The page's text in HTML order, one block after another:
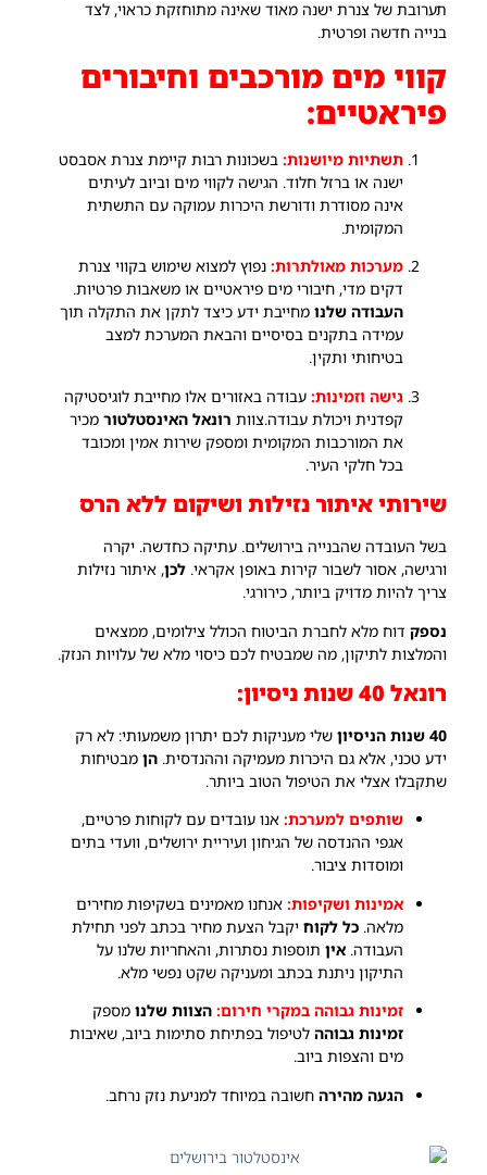
תערובת של צנרת ישנה מאוד שאינה מתוחזקת כראוי, לצד
בנייה חדשה ופרטית.
קווי מים מורכבים וחיבורים
פיראטיים:
תשתיות מיושנות:בשכונות רבות קיימת צנרת אסבסט
ישנה או ברזל חלוד. הגישה לקווי מים וביוב לעיתים
אינה מסודרת ודורשת היכרות עמוקה עם התשתית
המקומית.
מערכות מאולתרות:נפוץ למצוא שימוש בקווי צנרת
דקים מדי, חיבורי מים פיראטיים או משאבות פרטיות.
העבודה שלנומחייבת ידע כיצד לתקן את התקלה תוך
עמידה בתקנים בסיסיים והבאת המערכת למצב
בטיחותי ותקין.
גישה וזמינות:עבודה באזורים אלו מחייבת לוגיסטיקה
קפדנית ויכולת עבודה.צוות רונאל האינסטלטורמכיר
את המורכבות המקומית ומספק שירות אמין ומכובד
בכל חלקי העיר.
שירותי איתור נזילות ושיקום ללא הרס
בשל העובדה שהבנייה בירושלים. עתיקה כחדשה. יקרה
ורגישה, אסור לשבור קירות באופן אקראי. לכן, איתור נזילות
צריך להיות מדויק ביותר, כירורגי.
נספקדוח מלא לחברת הביטוח הכולל צילומים, ממצאים
והמלצות לתיקון, מה שמבטיח לכם כיסוי מלא של עלויות הנזק.
רונאל 40 שנות ניסיון:
40 שנות הניסיון
שלי מעניקות לכם יתרון משמעותי: לא רק
ידע טכני, אלא גם היכרות מעמיקה וההנדסית. הןמבטיחות
שתקבלו אצלי את הטיפול הטוב ביותר.
שותפים למערכת:אנו עובדים עם לקוחות פרטיים,
אגפי ההנדסה של הגיחון ועיריית ירושלים, וועדי בתים
ומוסדות ציבור.
אמינות ושקיפות:אנחנו מאמינים בשקיפות מחירים
מלאה. כל לקוחיקבל הצעת מחיר בכתב לפני תחילת
העבודה. איןתוספות נסתרות, והאחריות שלנו על
התיקון ניתנת בכתב ומעניקה שקט נפשי מלא.
זמינות גבוהה במקרי חירום: הצוות שלנומספק
זמינות גבוההלטיפול בפתיחת סתימות ביוב, שאיבות
מים והצפות ביוב.
הגעה מהירהחשובה במיוחד למניעת נזק נרחב.